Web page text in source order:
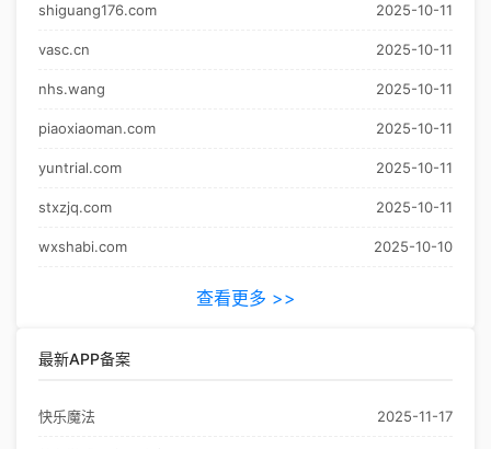
shiguang176.com 2025-10-11
vasc.cn 2025-10-11
nhs.wang 2025-10-11
piaoxiaoman.com 2025-10-11
yuntrial.com 2025-10-11
stxzjq.com 2025-10-11
wxshabi.com 2025-10-10
查看更多 >>
最新APP备案
快乐魔法 2025-11-17